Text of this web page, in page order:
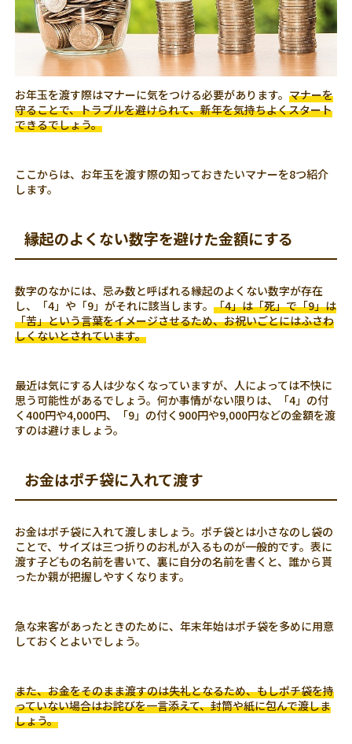
お年玉を渡す際はマナーに気をつける必要があります。マナーを
守ることで、トラブルを避けられて、新年を気持ちよくスタート
できるでしょう。
ここからは、お年玉を渡す際の知っておきたいマナーを8つ紹介
します。
縁起のよくない数字を避けた金額にする
数字のなかには、忌み数と呼ばれる縁起のよくない数字が存在
し、「4」や「9」がそれに該当します。「4」は「死」で「9」は
「苦」という言葉をイメージさせるため、お祝いごとにはふさわ
しくないとされています。
最近は気にする人は少なくなっていますが、人によっては不快に
思う可能性があるでしょう。何か事情がない限りは、「4」の付
く400円や4,000円、「9」の付く900円や9,000円などの金額を渡
すのは避けましょう。
お金はポチ袋に入れて渡す
お金はポチ袋に入れて渡しましょう。ポチ袋とは小さなのし袋の
ことで、サイズは三つ折りのお札が入るものが一般的です。表に
渡す子どもの名前を書いて、裏に自分の名前を書くと、誰から貰
ったか親が把握しやすくなります。
急な来客があったときのために、年末年始はポチ袋を多めに用意
しておくとよいでしょう。
また、お金をそのまま渡すのは失礼となるため、もしポチ袋を持
っていない場合はお詫びを一言添えて、封筒や紙に包んで渡しま
しょう。